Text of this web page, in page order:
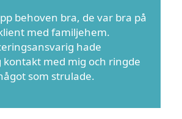
behoven bra, de var bra på
med familjehem.
hade
med mig och ringde
som strulade.